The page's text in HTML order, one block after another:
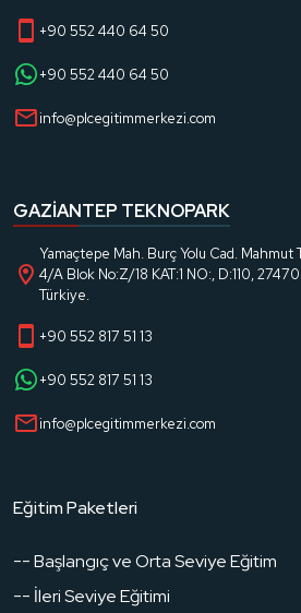
+90 552 440 64 50
+90 552 440 64 50
info@plcegitimmerkezi.com
GAZIANTEP TEKNOPARK
Yamaçtepe Mah. Burç Yolu Cad. Mahmut
4/A Blok No:Z/18 KAT:1 NO:, D:110,
Türkiye.
+90 552 817 51 13
+90 552 817 51 13
info@plcegitimmerkezi.com
Eğitim Paketleri
-- Başlangıç ve Orta Seviye Eğitim
-- İleri Seviye Eğitimi